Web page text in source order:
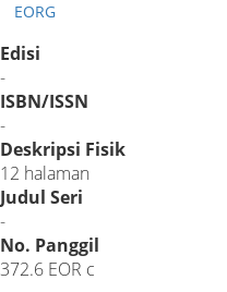
EORG
Edisi
-
ISBN/ISSN
-
Deskripsi Fisik
12 halaman
Judul Seri
-
No. Panggil
372.6 EOR c